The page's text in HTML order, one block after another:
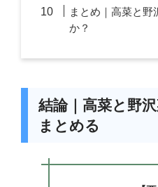
まとめ｜高菜と野
か？
結論｜高菜と野
まとめる